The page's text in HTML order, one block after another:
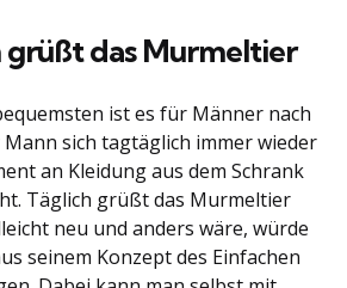
das Murmeltier
ist es für Männer nach
sich tagtäglich immer wieder
an Kleidung aus dem Schrank
Täglich grüßt das Murmeltier
neu und anders wäre, würde
seinem Konzept des Einfachen